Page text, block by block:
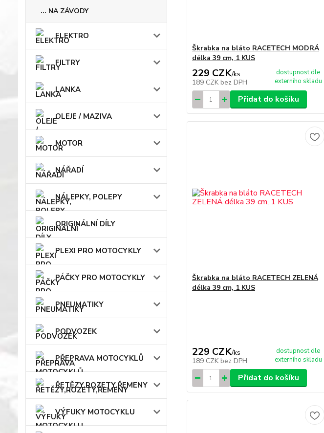
... NA ZÁVODY
ELEKTRO
FILTRY
LANKA
OLEJE / MAZIVA
MOTOR
NÁŘADÍ
NÁLEPKY, POLEPY
ORIGINÁLNÍ DÍLY
PLEXI PRO MOTOCYKLY
PÁČKY PRO MOTOCYKLY
PNEUMATIKY
PODVOZEK
PŘEPRAVA MOTOCYKLŮ
ŘETĚZY,ROZETY,ŘEMENY
VÝFUKY MOTOCYKLU
Škrabka na bláto RACETECH MODRÁ
délka 39 cm, 1 KUS
229 CZK/ks
189 CZK bez DPH
dostupnost dle
externího skladu
Přidat do košíku
Škrabka na bláto RACETECH ZELENÁ
délka 39 cm, 1 KUS
229 CZK/ks
189 CZK bez DPH
dostupnost dle
externího skladu
Přidat do košíku